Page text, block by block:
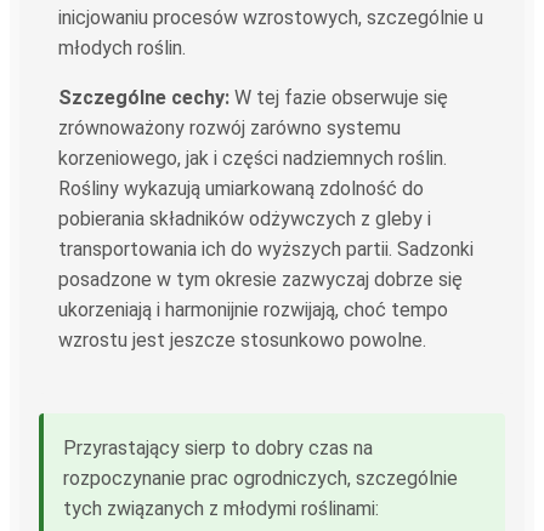
inicjowaniu procesów wzrostowych, szczególnie u
młodych roślin.
Szczególne cechy: W tej fazie obserwuje się
zrównoważony rozwój zarówno systemu
korzeniowego, jak i części nadziemnych roślin.
Rośliny wykazują umiarkowaną zdolność do
pobierania składników odżywczych z gleby i
transportowania ich do wyższych partii. Sadzonki
posadzone w tym okresie zazwyczaj dobrze się
ukorzeniają i harmonijnie rozwijają, choć tempo
wzrostu jest jeszcze stosunkowo powolne.
Przyrastający sierp to dobry czas na
rozpoczynanie prac ogrodniczych, szczególnie
tych związanych z młodymi roślinami: